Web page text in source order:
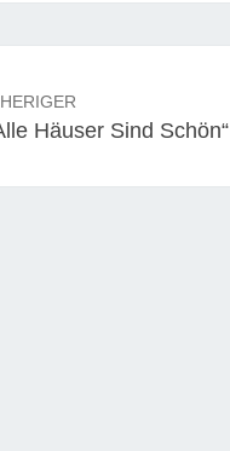
Häuser Sind Schön“